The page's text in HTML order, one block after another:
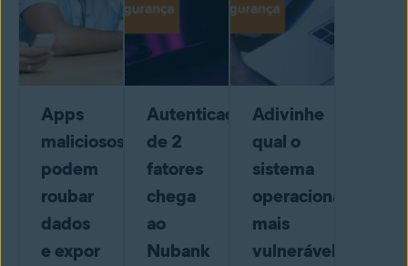
Apps
maliciosos
podem
roubar
dados
e expor
Autenticação
de 2
fatores
chega
ao
Nubank
Adivinhe
qual o
sistema
operacional
mais
vulnerável?